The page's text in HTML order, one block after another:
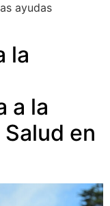
ayudas
la
a la
en